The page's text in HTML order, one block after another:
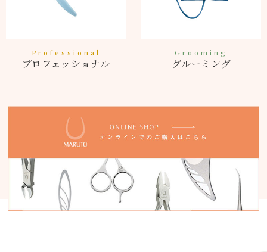
Professional
プロフェッショナル
Grooming
グルーミング